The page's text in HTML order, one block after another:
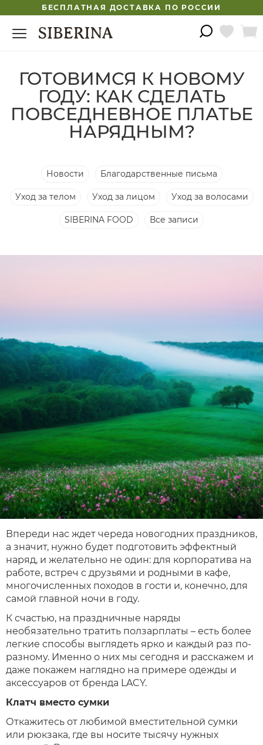
БЕСПЛАТНАЯ ДОСТАВКА ПО РОССИИ
ГОТОВИМСЯ К НОВОМУ
ГОДУ: КАК СДЕЛАТЬ
ПОВСЕДНЕВНОЕ ПЛАТЬЕ
НАРЯДНЫМ?
Новости Благодарственные письма
Уход за телом Уход за лицом Уход за волосами
SIBERINA FOOD Все записи
Впереди нас ждет череда новогодних праздников,
а значит, нужно будет подготовить эффектный
наряд, и желательно не один: для корпоратива на
работе, встреч с друзьями и родными в кафе,
многочисленных походов в гости и, конечно, для
самой главной ночи в году.
К счастью, на праздничные наряды
необязательно тратить ползарплаты – есть более
легкие способы выглядеть ярко и каждый раз по-
разному. Именно о них мы сегодня и расскажем и
даже покажем наглядно на примере одежды и
аксессуаров от бренда LACY.
Клатч вместо сумки
Откажитесь от любимой вместительной сумки
или рюкзака, где вы носите тысячу нужных